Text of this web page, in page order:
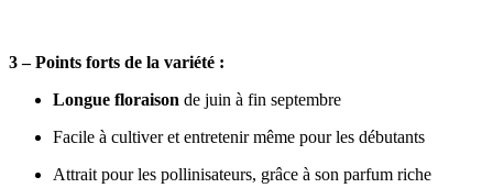
3 – Points forts de la variété :
Longue floraison de juin à fin septembre
Facile à cultiver et entretenir même pour les débutants
Attrait pour les pollinisateurs, grâce à son parfum riche